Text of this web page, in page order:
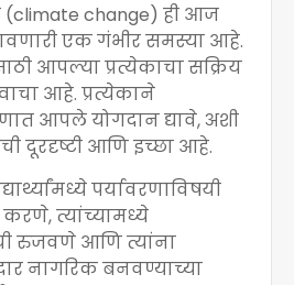
change) ही आज
एक गंभीर समस्या आहे.
आपल्या प्रत्येकाचा सक्रिय
आहे. प्रत्येकाने
आपले योगदान द्यावे, अशी
दूरदृष्टी आणि इच्छा आहे.
पर्यावरणाविषयी
त्यांच्यामध्ये
रुजवणे आणि त्यांना
नागरिक बनवण्याच्या